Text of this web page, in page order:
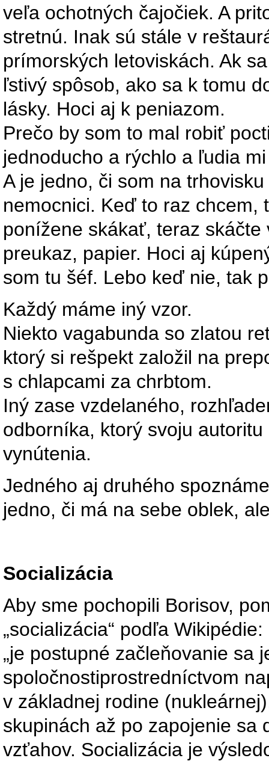
veľa ochotných čajočiek. A
stretnú. Inak sú stále v
prímorských letoviskách. Ak
ľstivý spôsob, ako sa k tomu
lásky. Hoci aj k peniazom.
Prečo by som to mal robiť
jednoducho a rýchlo a ľudia
A je jedno, či som na
nemocnici. Keď to raz chcem,
ponížene skákať, teraz
preukaz, papier. Hoci aj
som tu šéf. Lebo keď nie, tak
Každý máme iný vzor.
Niekto vagabunda so zlatou
ktorý si rešpekt založil na
s chlapcami za chrbtom.
Iný zase vzdelaného,
odborníka, ktorý svoju
vynútenia.
Jedného aj druhého
jedno, či má na sebe oblek,
Socializácia
Aby sme pochopili Borisov,
„socializácia“ podľa Wikipédie:
„je postupné začleňovanie sa
spoločnostiprostredníctvom
v základnej rodine
skupinách až po zapojenie sa
vzťahov. Socializácia je